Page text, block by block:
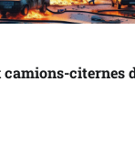
camions-citernes